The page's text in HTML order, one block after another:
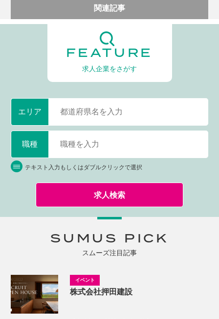
関連記事
FEATURE
求人企業をさがす
エリア
テキスト入力もしくはダブルクリックで選択
職種
求人検索
SUMUS PICK
スムーズ注目記事
株式会社押田建設